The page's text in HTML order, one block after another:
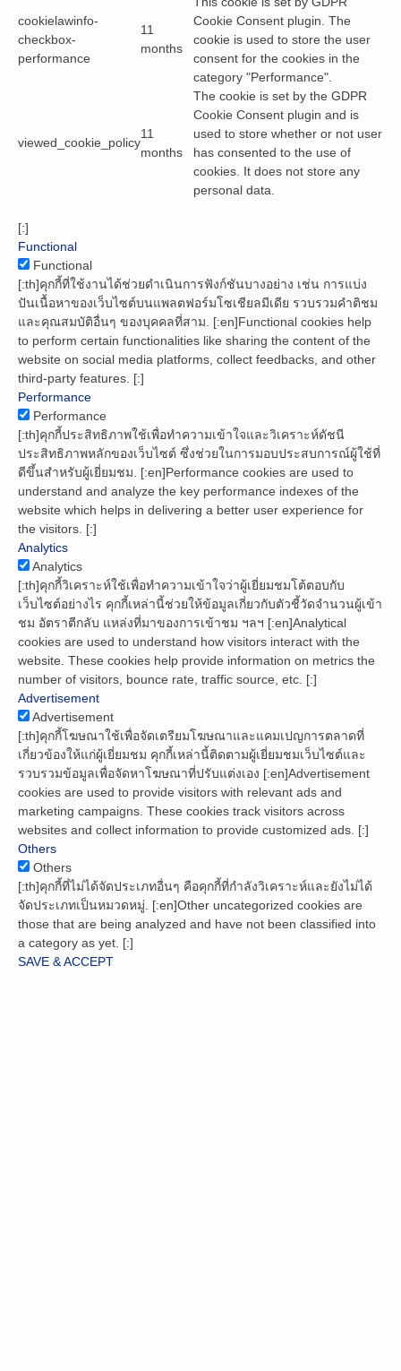
cookielawinfo-
checkbox-
performance
11
months
Cookie Consent plugin. The
cookie is used to store the user
consent for the cookies in the
category "Performance".
viewed_cookie_policy
11
months
The cookie is set by the GDPR
Cookie Consent plugin and is
used to store whether or not user
has consented to the use of
cookies. It does not store any
personal data.
[:]
Functional
Functional
[:th]คุกกี้ที่ใช้งานได้ช่วยดำเนินการฟังก์ชันบางอย่าง เช่น การแบ่ง
ปันเนื้อหาของเว็บไซต์บนแพลตฟอร์มโซเชียลมีเดีย รวบรวมคำติชม
และคุณสมบัติอื่นๆ ของบุคคลที่สาม. [:en]Functional cookies help
to perform certain functionalities like sharing the content of the
website on social media platforms, collect feedbacks, and other
third-party features. [:]
Performance
Performance
[:th]คุกกี้ประสิทธิภาพใช้เพื่อทำความเข้าใจและวิเคราะห์ดัชนี
ประสิทธิภาพหลักของเว็บไซต์ ซึ่งช่วยในการมอบประสบการณ์ผู้ใช้ที่
ดีขึ้นสำหรับผู้เยี่ยมชม. [:en]Performance cookies are used to
understand and analyze the key performance indexes of the
website which helps in delivering a better user experience for
the visitors. [:]
Analytics
Analytics
[:th]คุกกี้วิเคราะห์ใช้เพื่อทำความเข้าใจว่าผู้เยี่ยมชมโต้ตอบกับ
เว็บไซต์อย่างไร คุกกี้เหล่านี้ช่วยให้ข้อมูลเกี่ยวกับตัวชี้วัดจำนวนผู้เข้า
ชม อัตราตีกลับ แหล่งที่มาของการเข้าชม ฯลฯ [:en]Analytical
cookies are used to understand how visitors interact with the
website. These cookies help provide information on metrics the
number of visitors, bounce rate, traffic source, etc. [:]
Advertisement
Advertisement
[:th]คุกกี้โฆษณาใช้เพื่อจัดเตรียมโฆษณาและแคมเปญการตลาดที่
เกี่ยวข้องให้แก่ผู้เยี่ยมชม คุกกี้เหล่านี้ติดตามผู้เยี่ยมชมเว็บไซต์และ
รวบรวมข้อมูลเพื่อจัดหาโฆษณาที่ปรับแต่งเอง [:en]Advertisement
cookies are used to provide visitors with relevant ads and
marketing campaigns. These cookies track visitors across
websites and collect information to provide customized ads. [:]
Others
Others
[:th]คุกกี้ที่ไม่ได้จัดประเภทอื่นๆ คือคุกกี้ที่กำลังวิเคราะห์และยังไม่ได้
จัดประเภทเป็นหมวดหมู่. [:en]Other uncategorized cookies are
those that are being analyzed and have not been classified into
a category as yet. [:]
SAVE & ACCEPT